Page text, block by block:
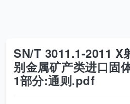
SN/T 3011.1-2011 X
别金属矿产类进口固
1部分:通则.pdf